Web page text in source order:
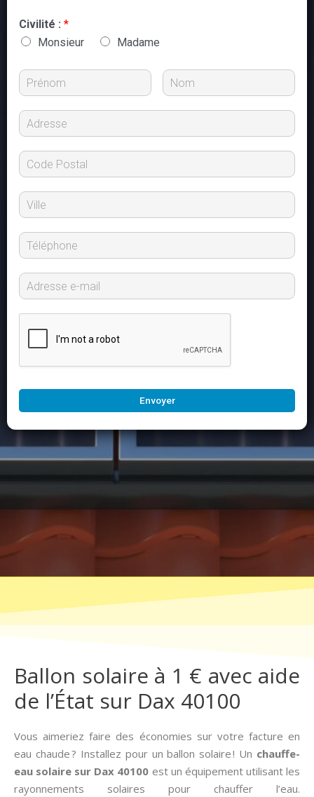
Civilité : *
Monsieur
Madame
Envoyer
Ballon solaire à 1 € avec aide
de l’État sur Dax 40100
Vous aimeriez faire des économies sur votre facture en
eau chaude ? Installez pour un ballon solaire ! Un chauffe-
eau solaire sur Dax 40100 est un équipement utilisant les
rayonnements solaires pour chauffer l’eau.